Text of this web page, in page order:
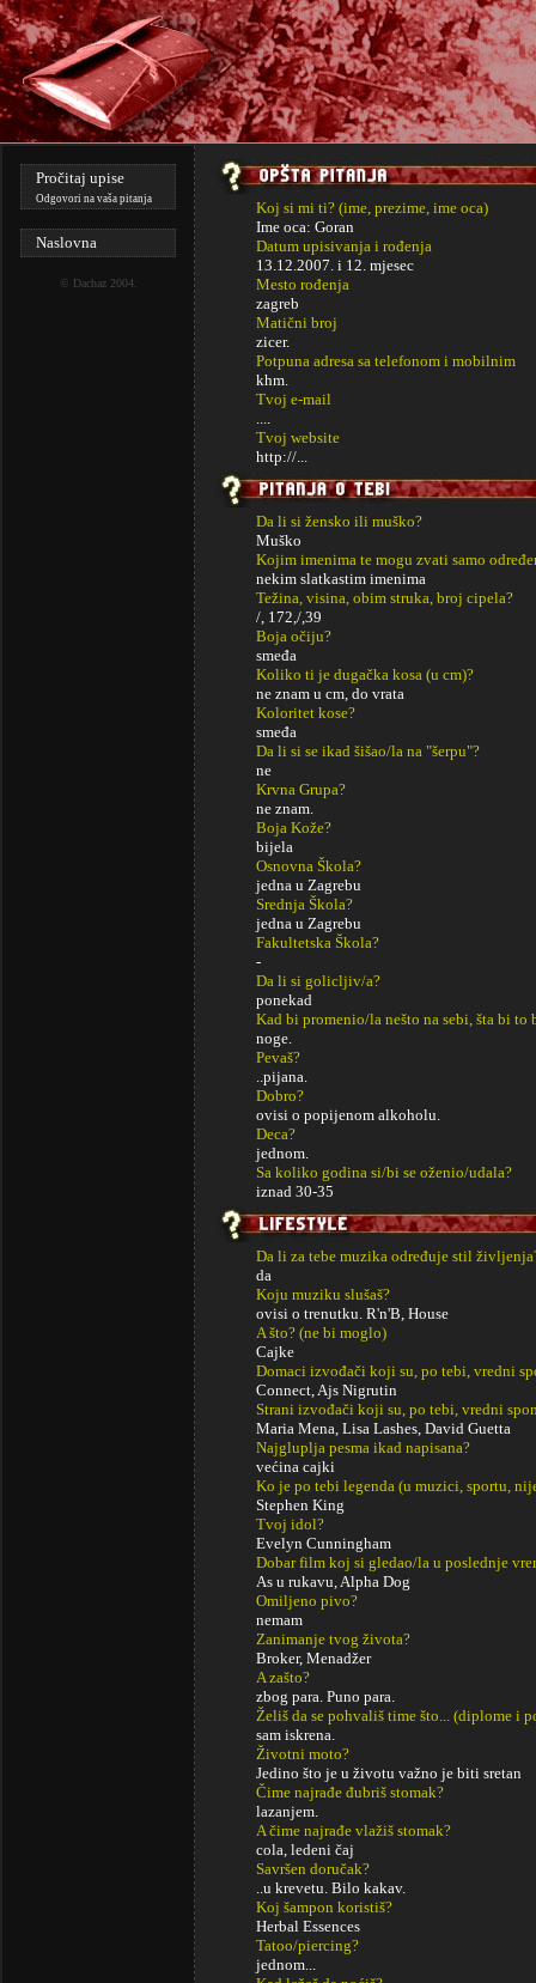
Pročitaj upise
Odgovori na vaša pitanja
Naslovna
© Dachaz2004.
Koj si mi ti? (ime, prezime, ime oca)
Ime oca: Goran
Datum upisivanja i rođenja
13.12.2007. i 12. mjesec
Mesto rođenja
zagreb
Matični broj
zicer.
Potpuna adresa sa telefonom i mobilnim
khm.
Tvoj e-mail
....
Tvoj website
http://...
Da li si žensko ili muško?
Muško
Kojim imenima te mogu zvati samo
nekim slatkastim imenima
Težina, visina, obim struka, broj cipela?
/, 172,/,39
Boja očiju?
smeđa
Koliko ti je dugačka kosa (u cm)?
ne znam u cm, do vrata
Koloritet kose?
smeđa
Da li si se ikad šišao/la na "šerpu"?
ne
Krvna Grupa?
ne znam.
Boja Kože?
bijela
Osnovna Škola?
jedna u Zagrebu
Srednja Škola?
jedna u Zagrebu
Fakultetska Škola?
-
Da li si golicljiv/a?
ponekad
Kad bi promenio/la nešto na sebi, šta bi to
noge.
Pevaš?
..pijana.
Dobro?
ovisi o popijenom alkoholu.
Deca?
jednom.
Sa koliko godina si/bi se oženio/udala?
iznad 30-35
Da li za tebe muzika određuje stil
da
Koju muziku slušaš?
ovisi o trenutku. R'n'B, House
A što? (ne bi moglo)
Cajke
Domaci izvođači koji su, po tebi, vredni
Connect, Ajs Nigrutin
Strani izvođači koji su, po tebi, vredni
Maria Mena, Lisa Lashes, David Guetta
Najgluplja pesma ikad napisana?
većina cajki
Ko je po tebi legenda (u muzici, sportu,
Stephen King
Tvoj idol?
Evelyn Cunningham
Dobar film koj si gledao/la u poslednje
As u rukavu, Alpha Dog
Omiljeno pivo?
nemam
Zanimanje tvog života?
Broker, Menadžer
A zašto?
zbog para. Puno para.
Želiš da se pohvališ time što... (diplome i
sam iskrena.
Životni moto?
Jedino što je u životu važno je biti sretan
Čime najrađe đubriš stomak?
lazanjem.
A čime najrađe vlažiš stomak?
cola, ledeni čaj
Savršen doručak?
..u krevetu. Bilo kakav.
Koj šampon koristiš?
Herbal Essences
Tatoo/piercing?
jednom...